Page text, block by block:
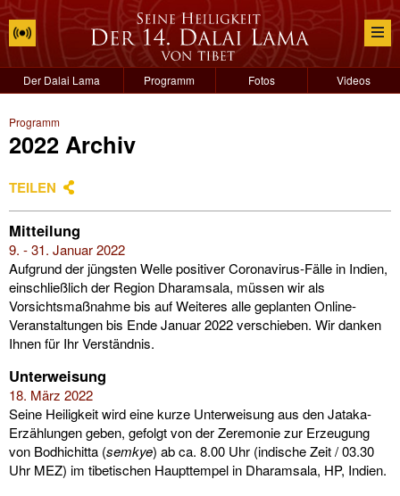
Der Dalai Lama Programm Fotos Videos
Programm
2022 Archiv
TEILEN
Mitteilung
9. - 31. Januar 2022
Aufgrund der jüngsten Welle positiver Coronavirus-Fälle in Indien,
einschließlich der Region Dharamsala, müssen wir als
Vorsichtsmaßnahme bis auf Weiteres alle geplanten Online-
Veranstaltungen bis Ende Januar 2022 verschieben. Wir danken
Ihnen für Ihr Verständnis.
Unterweisung
18. März 2022
Seine Heiligkeit wird eine kurze Unterweisung aus den Jataka-
Erzählungen geben, gefolgt von der Zeremonie zur Erzeugung
von Bodhichitta (semkye) ab ca. 8.00 Uhr (indische Zeit / 03.30
Uhr MEZ) im tibetischen Haupttempel in Dharamsala, HP, Indien.